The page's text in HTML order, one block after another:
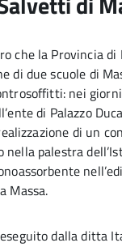
che la Provincia di
di due scuole di
nei
di Palazzo
di un
palestra
Massa.
dalla ditta